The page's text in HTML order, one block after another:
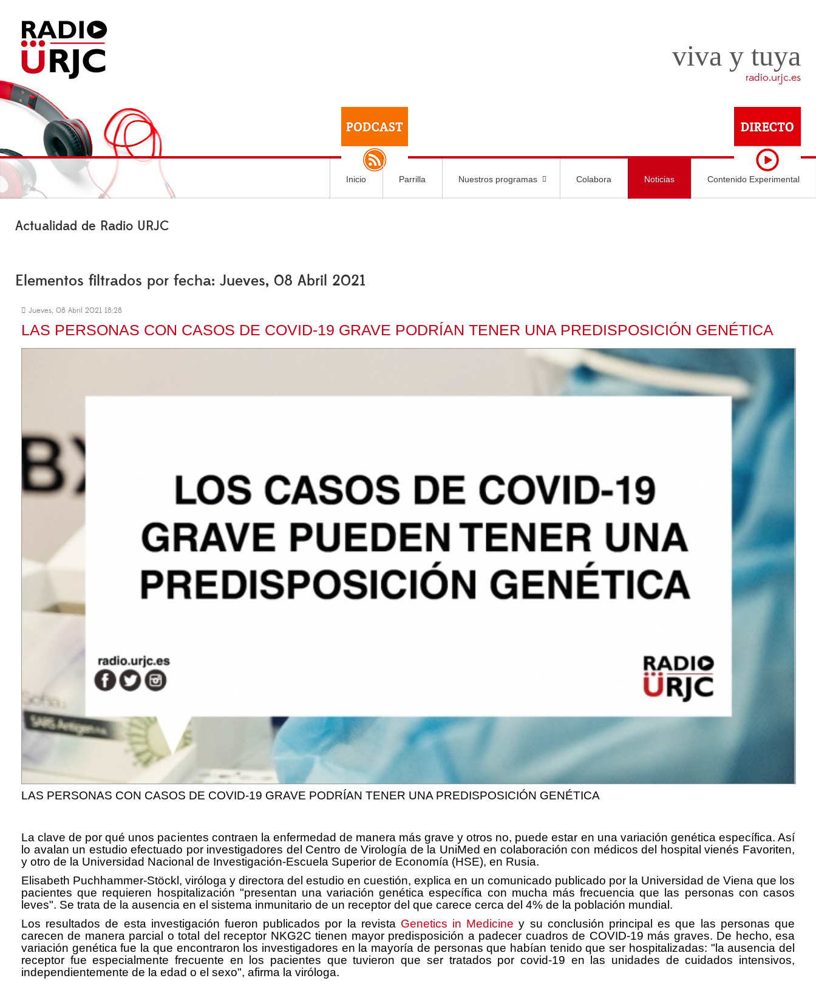
viva y tuya
radio.urjc.es
Inicio Parrilla Nuestros programas Colabora Noticias Contenido Experimental
Actualidad de Radio URJC
Elementos filtrados por fecha: Jueves, 08 Abril 2021
Jueves, 08 Abril 2021 18:28
LAS PERSONAS CON CASOS DE COVID-19 GRAVE PODRÍAN TENER UNA PREDISPOSICIÓN GENÉTICA
LAS PERSONAS CON CASOS DE COVID-19 GRAVE PODRÍAN TENER UNA PREDISPOSICIÓN GENÉTICA
La clave de por qué unos pacientes contraen la enfermedad de manera más grave y otros no, puede estar en una variación genética específica. Así
lo avalan un estudio efectuado por investigadores del Centro de Virología de la UniMed en colaboración con médicos del hospital vienés Favoriten,
y otro de la Universidad Nacional de Investigación-Escuela Superior de Economía (HSE), en Rusia.
Elisabeth Puchhammer-Stöckl, viróloga y directora del estudio en cuestión, explica en un comunicado publicado por la Universidad de Viena que los
pacientes que requieren hospitalización "presentan una variación genética específica con mucha más frecuencia que las personas con casos
leves". Se trata de la ausencia en el sistema inmunitario de un receptor del que carece cerca del 4% de la población mundial.
Los resultados de esta investigación fueron publicados por la revista Genetics in Medicine y su conclusión principal es que las personas que
carecen de manera parcial o total del receptor NKG2C tienen mayor predisposición a padecer cuadros de COVID-19 más graves. De hecho, esa
variación genética fue la que encontraron los investigadores en la mayoría de personas que habían tenido que ser hospitalizadas: "la ausencia del
receptor fue especialmente frecuente en los pacientes que tuvieron que ser tratados por covid-19 en las unidades de cuidados intensivos,
independientemente de la edad o el sexo", afirma la viróloga.